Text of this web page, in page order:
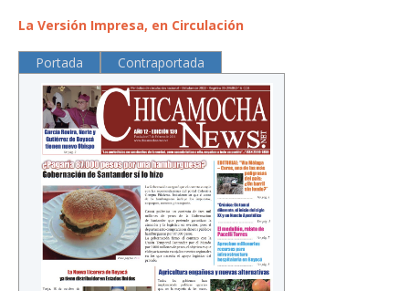
La Versión Impresa, en Circulación
Portada Contraportada